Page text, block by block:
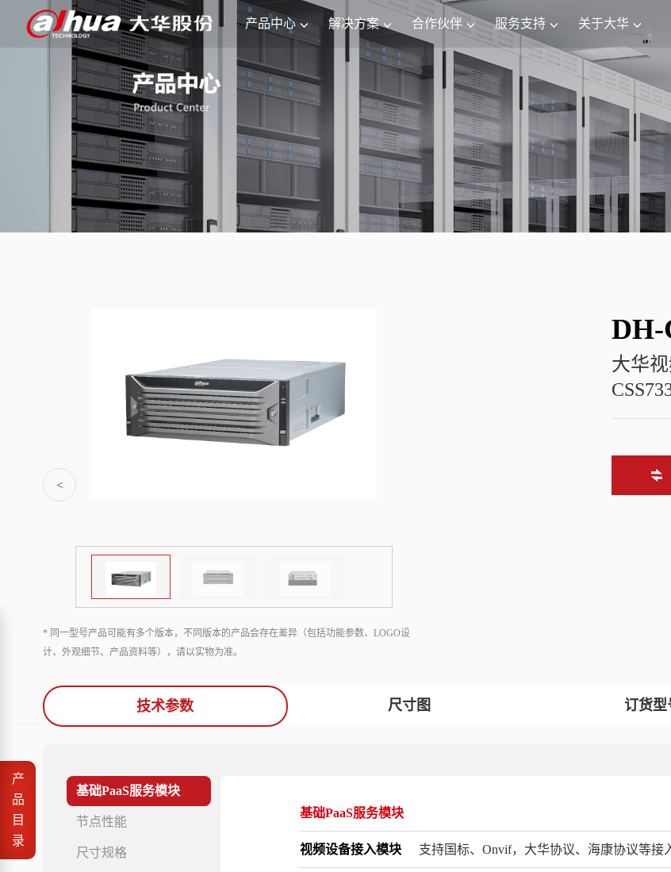
产品中心 解决方案 合作伙伴 服务支持 关于大华
<
* 同一型号产品可能有多个版本，不同版本的产品会存在差异（包括功能参数、LOGO设
计、外观细节、产品资料等），请以实物为准。
DH-
大华
技术参数 尺寸图 订货型
基础PaaS服务模块
节点性能
尺寸规格
基础PaaS服务模块
视频设备接入模块 支持国标、Onvif，大华协议、海康协议等接
产
品
目
录